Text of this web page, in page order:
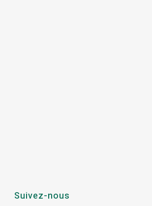
Suivez-nous